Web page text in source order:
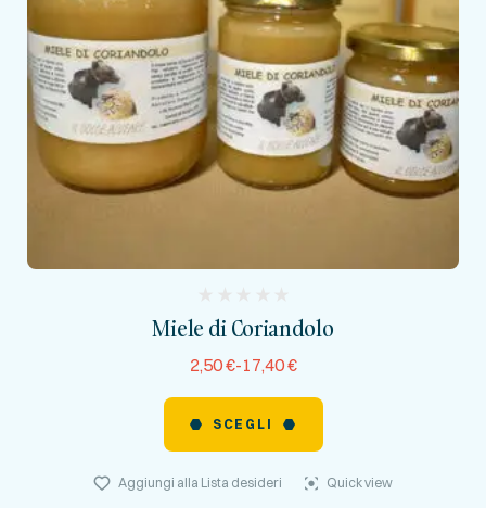
Miele di Coriandolo
reviews)
2,50€-17,40€
SCEGLI
Aggiungi alla Lista desideri Quick view